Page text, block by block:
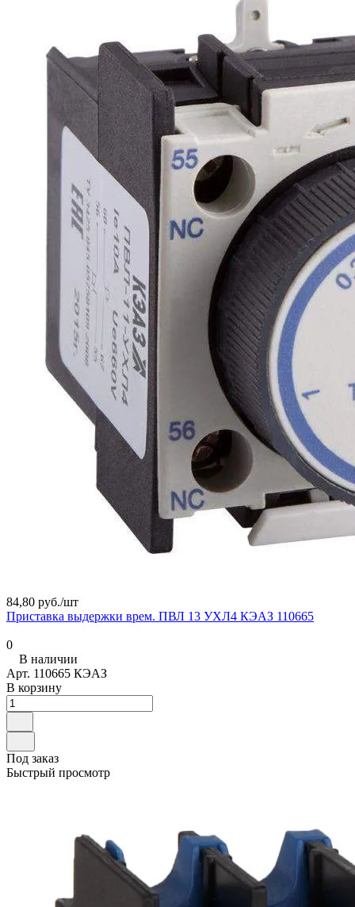
84,80 руб./шт
Приставка выдержки врем. ПВЛ 13 УХЛ4 КЭАЗ 110665
0
В наличии
Арт. 110665 КЭАЗ
В корзину
Под заказ
Быстрый просмотр